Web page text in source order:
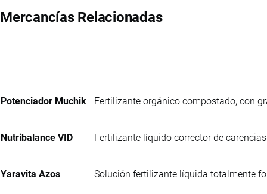
Mercancías Relacionadas
Potenciador Muchik Fertilizante orgánico compostado, con
Nutribalance VID Fertilizante líquido corrector de
Yaravita Azos Solución fertilizante líquida totalmente